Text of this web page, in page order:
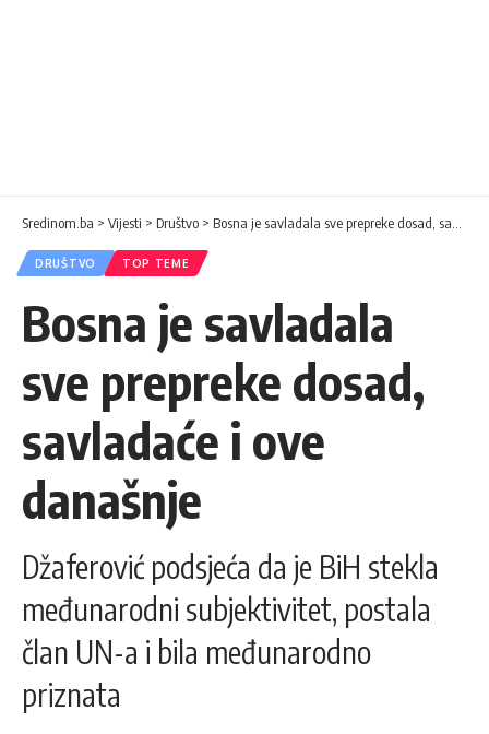
Sredinom.ba > Vijesti > Društvo > Bosna je savladala sve prepreke dosad, savladaće i ove današnje
DRUŠTVO TOP TEME
Bosna je savladala
sve prepreke dosad,
savladaće i ove
današnje
Džaferović podsjeća da je BiH stekla
međunarodni subjektivitet, postala
član UN-a i bila međunarodno
priznata